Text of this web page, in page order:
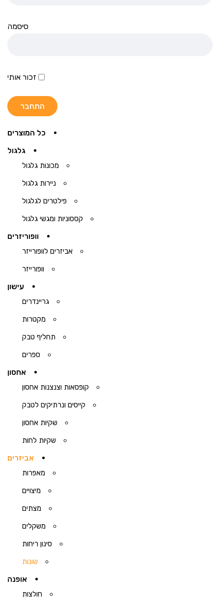
סיסמה
זכור אותי
כל המוצרים
גלגול
מכונות גלגול
ניירות גלגול
פילטרים לגלגול
קססוניות ומגשי גלגול
וופוריזרים
אביזרים לוופורייזר
וופורייזר
עישון
גריינדרים
מקטרות
תחליף טבק
ספרים
אחסון
קופסאות וצנצנות אחסון
קייסים ונרתיקים לטבק
שקיות אחסון
שקיות לחות
אביזרים
מאפרות
מיצויים
מצתים
משקלים
סינון ריחות
שונות
אופנה
חולצות